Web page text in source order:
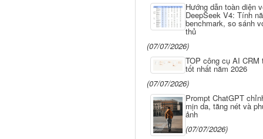
Hướng dẫn toàn diện
DeepSeek V4: Tính
benchmark, so sánh
thủ
(07/07/2026)
TOP công cụ AI CRM
tốt nhất năm 2026
(07/07/2026)
Prompt ChatGPT
mịn da, tăng nét và
ảnh
(07/07/2026)